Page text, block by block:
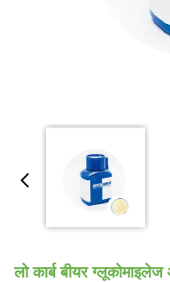
लो कार्ब बीयर